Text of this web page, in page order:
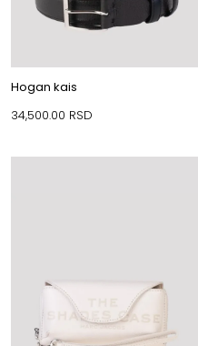
Hogan kais
34,500.00 RSD